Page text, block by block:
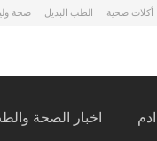
أكلات صحية الطب البديل صحة
اخبار الصحة